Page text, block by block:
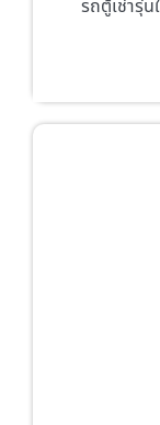
รถตู้เช่ารุ่